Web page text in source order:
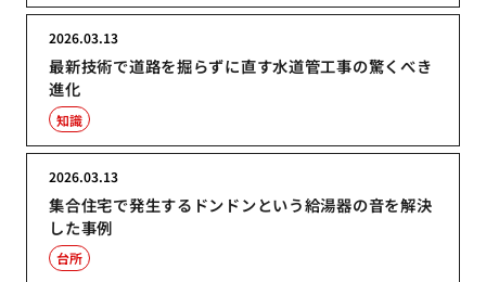
最新技術で道路を掘らずに直す水道管工事の驚くべき
進化
2026.03.13
知識
集合住宅で発生するドンドンという給湯器の音を解決
した事例
2026.03.13
台所